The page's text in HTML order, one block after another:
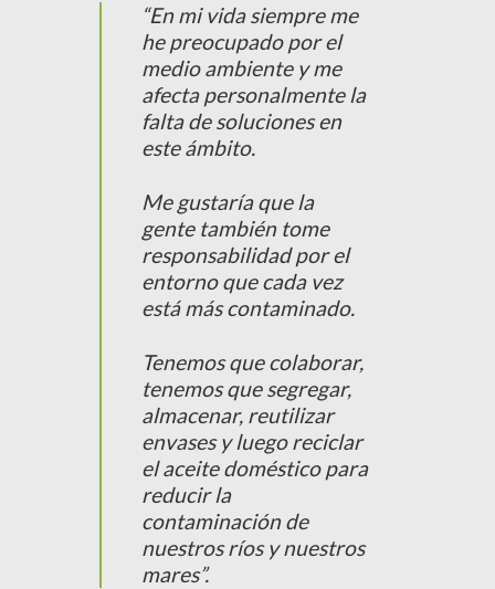
“En mi vida siempre me
he preocupado por el
medio ambiente y me
afecta personalmente la
falta de soluciones en
este ámbito.
Me gustaría que la
gente también tome
responsabilidad por el
entorno que cada vez
está más contaminado.
Tenemos que colaborar,
tenemos que segregar,
almacenar, reutilizar
envases y luego reciclar
el aceite doméstico para
reducir la
contaminación de
nuestros ríos y nuestros
mares”.